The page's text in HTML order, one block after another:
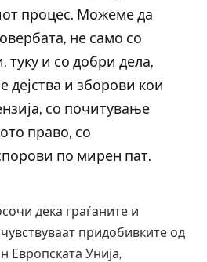
процес. Можеме да
не само со
туку и со добри дела,
дејства и зборови кои
со почитување
право, со
по мирен пат.
дека граѓаните и
придобивките од
Европската Унија,